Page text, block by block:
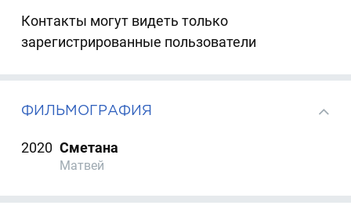
Контакты могут видеть только
зарегистрированные пользователи
ФИЛЬМОГРАФИЯ
2020 Сметана
Матвей